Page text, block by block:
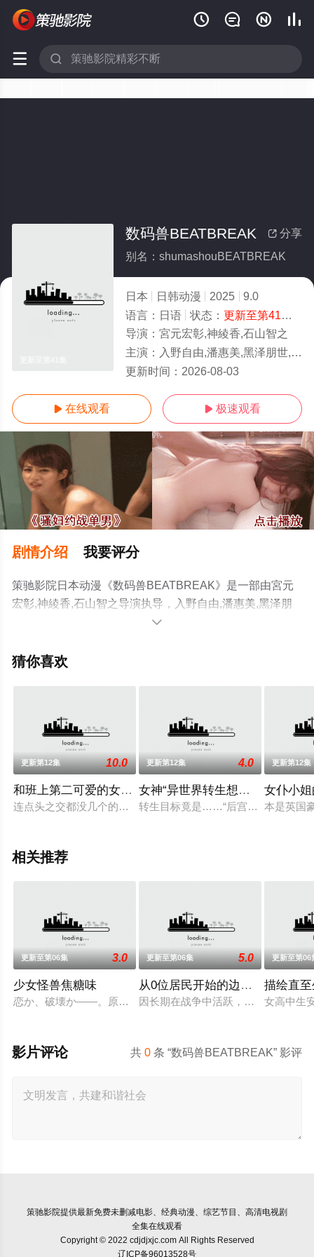
   
 
 分享
数码兽BEATBREAK
别名：shumashouBEATBREAK
日本 日韩动漫 2025
9.0
语言： 日语 状态： 更新至第41集
导演： 宮元宏彰,神綾香,石山智之
主演： 入野自由,潘惠美,黑泽朋世,田村睦心,关根有咲,久野美咲,阿座上洋平,滨野大辉,中井和哉
更新时间： 2026-08-03
 在线观看  极速观看
剧情介绍 我要评分
策驰影院日本动漫《数码兽BEATBREAK》是一部由宮元
宏彰,神綾香,石山智之导演执导，入野自由,潘惠美,黑泽朋
世,田村睦心,关根有咲,久野美咲,阿座上洋平,滨野大辉,中井
减完整版动漫全集就上策驰电影网，更多相关信息可移步

猜你喜欢
更新第12集 10.0
和班上第二可爱的女孩子成为了朋友
连点头之交都没几个的我──前原真树交到了第一个朋友——朝
更新第12集 4.0
女神“异世界转生想成为什么”我“
转生目标竟是……“后宫且迎来幸福结
更新第12集
女仆小
本是英国
相关推荐
更新至第06集 3.0
少女怪兽焦糖味
恋か、破壊か――。原因不明の病に悩まされている女子高生・
更新至第06集 5.0
从0位居民开始的边境领主大人
因长期在战争中活跃，而被称为〝
更新至第06
描绘直
女高中生
共0 条 “数码兽BEATBREAK” 影评
影片评论
策驰影院提供最新免费未删减电影、经典动漫、综艺节目、高清电视剧
全集在线观看
Copyright © 2022 cdjdjxjc.com All Rights Reserved
辽ICP备96013528号